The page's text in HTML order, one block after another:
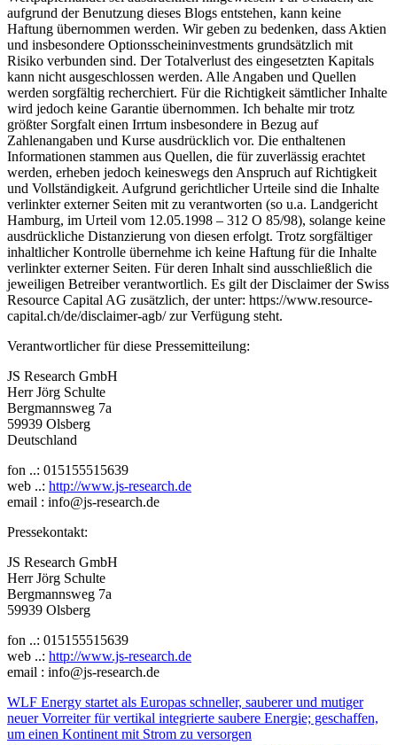
aufgrund der Benutzung dieses Blogs entstehen, kann keine
Haftung übernommen werden. Wir geben zu bedenken, dass Aktien
und insbesondere Optionsscheininvestments grundsätzlich mit
Risiko verbunden sind. Der Totalverlust des eingesetzten Kapitals
kann nicht ausgeschlossen werden. Alle Angaben und Quellen
werden sorgfältig recherchiert. Für die Richtigkeit sämtlicher Inhalte
wird jedoch keine Garantie übernommen. Ich behalte mir trotz
größter Sorgfalt einen Irrtum insbesondere in Bezug auf
Zahlenangaben und Kurse ausdrücklich vor. Die enthaltenen
Informationen stammen aus Quellen, die für zuverlässig erachtet
werden, erheben jedoch keineswegs den Anspruch auf Richtigkeit
und Vollständigkeit. Aufgrund gerichtlicher Urteile sind die Inhalte
verlinkter externer Seiten mit zu verantworten (so u.a. Landgericht
Hamburg, im Urteil vom 12.05.1998 – 312 O 85/98), solange keine
ausdrückliche Distanzierung von diesen erfolgt. Trotz sorgfältiger
inhaltlicher Kontrolle übernehme ich keine Haftung für die Inhalte
verlinkter externer Seiten. Für deren Inhalt sind ausschließlich die
jeweiligen Betreiber verantwortlich. Es gilt der Disclaimer der Swiss
Resource Capital AG zusätzlich, der unter: https://www.resource-
capital.ch/de/disclaimer-agb/ zur Verfügung steht.
Verantwortlicher für diese Pressemitteilung:
JS Research GmbH
Herr Jörg Schulte
Bergmannsweg 7a
59939 Olsberg
Deutschland
fon ..: 015155515639
web ..: http://www.js-research.de
email : info@js-research.de
Pressekontakt:
JS Research GmbH
Herr Jörg Schulte
Bergmannsweg 7a
59939 Olsberg
fon ..: 015155515639
web ..: http://www.js-research.de
email : info@js-research.de
Beitragsnavigation
WLF Energy startet als Europas schneller, sauberer und mutiger
neuer Vorreiter für vertikal integrierte saubere Energie; geschaffen,
um einen Kontinent mit Strom zu versorgen